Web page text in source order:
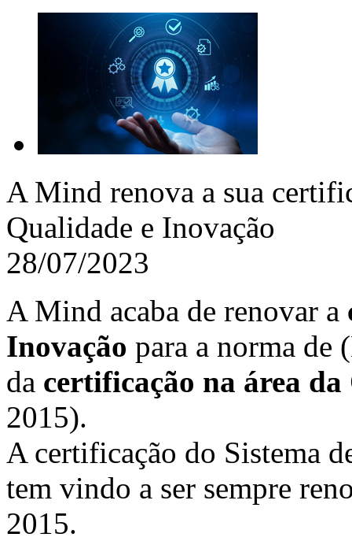
A Mind renova a sua
Qualidade e Inovação
28/07/2023
A Mind acaba de renovar a
Inovação para a norma de
da certificação na área
2015).
A certificação do Sistema
tem vindo a ser sempre
2015.